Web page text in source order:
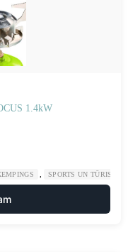
1.4kW
SPORTS UN TŪRISMS